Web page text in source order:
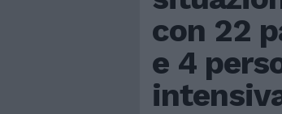
con 22
e 4